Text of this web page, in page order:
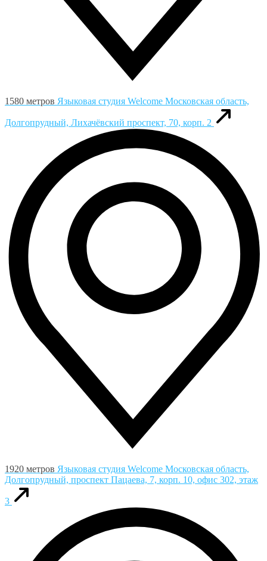
1580 метров Языковая студия Welcome Московская область,
Долгопрудный, Лихачёвский проспект, 70, корп. 2
1920 метров Языковая студия Welcome Московская область,
Долгопрудный, проспект Пацаева, 7, корп. 10, офис 302, этаж
3